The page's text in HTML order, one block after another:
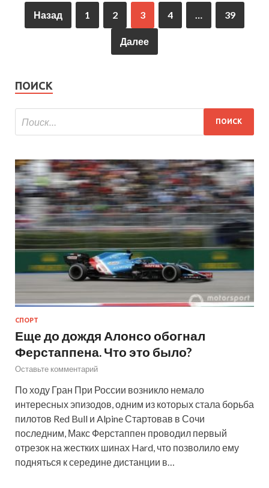
Назад 1 2 3 4 39
Далее
ПОИСК
СПОРТ
Еще до дождя Алонсо обогнал
Ферстаппена. Что это было?
Оставьте комментарий
По ходу Гран При России возникло немало
интересных эпизодов, одним из которых стала борьба
пилотов Red Bull и Alpine Стартовав в Сочи
последним, Макс Ферстаппен проводил первый
отрезок на жестких шинах Hard, что позволило ему
подняться к середине дистанции в…